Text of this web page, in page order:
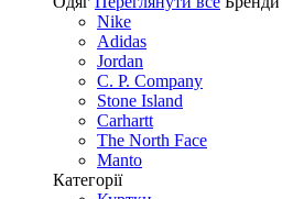
Nike
Adidas
Jordan
C. P. Company
Stone Island
Carhartt
The North Face
Manto
Категорії